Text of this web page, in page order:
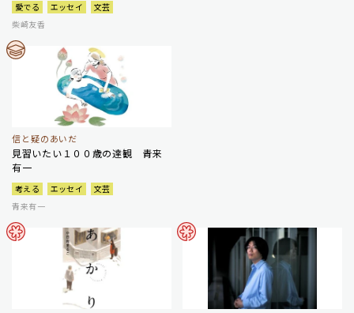
愛でる エッセイ
文芸
柴崎友香
信と疑のあいだ
見習いたい１００歳の達観 青来
有一
考える エッセイ
文芸
青来有一